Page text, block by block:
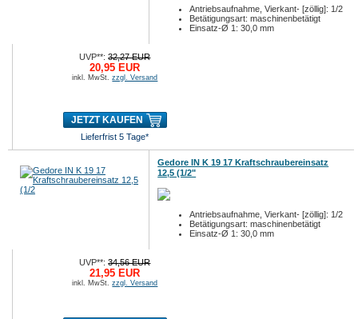
Antriebsaufnahme, Vierkant- [zöllig]: 1/2
Betätigungsart: maschinenbetätigt
Einsatz-Ø 1: 30,0 mm
UVP**:32,27 EUR
20,95 EUR
inkl. MwSt.zzgl. Versand
JETZT KAUFEN
Lieferfrist 5 Tage*
Gedore IN K 19 17 Kraftschraubereinsatz
12,5 (1/2"
Antriebsaufnahme, Vierkant- [zöllig]: 1/2
Betätigungsart: maschinenbetätigt
Einsatz-Ø 1: 30,0 mm
UVP**:34,56 EUR
21,95 EUR
inkl. MwSt.zzgl. Versand